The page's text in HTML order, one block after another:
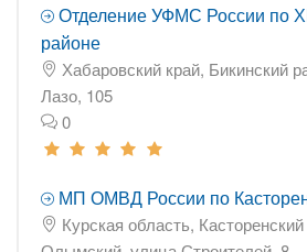
Отделение УФМС России по
районе
Хабаровский край, Бикинский
Лазо, 105
0
МП ОМВД России по
Курская область,